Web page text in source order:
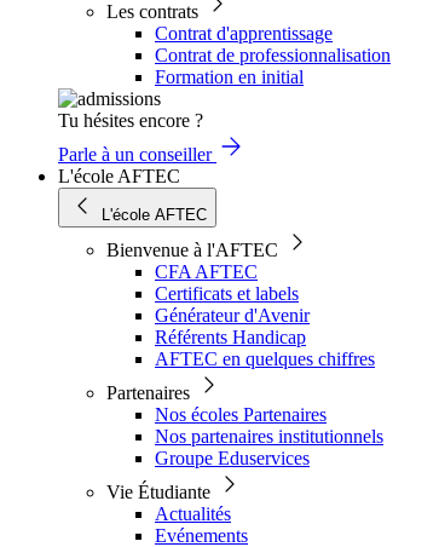
Les contrats
Contrat d'apprentissage
Contrat de professionnalisation
Formation en initial
Tu hésites encore ?
Parle à un conseiller
L'école AFTEC
L'école AFTEC
Bienvenue à l'AFTEC
CFA AFTEC
Certificats et labels
Générateur d'Avenir
Référents Handicap
AFTEC en quelques chiffres
Partenaires
Nos écoles Partenaires
Nos partenaires institutionnels
Groupe Eduservices
Vie Étudiante
Actualités
Evénements